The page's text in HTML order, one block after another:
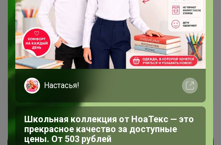
1 1
616р
TWOSS20PL0448
Тренди. Модные и желанные распродажи
Настасья!
Школьная коллекция от НоаТекс — это
прекрасное качество за доступные
цены. От 503 рублей